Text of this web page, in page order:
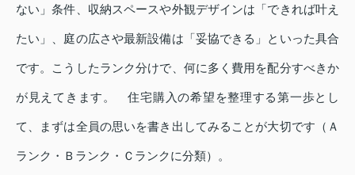
ない」条件、収納スペースや外観デザインは「できれば叶え
たい」、庭の広さや最新設備は「妥協できる」といった具合
です。こうしたランク分けで、何に多く費用を配分すべきか
が見えてきます。 住宅購入の希望を整理する第一歩とし
て、まずは全員の思いを書き出してみることが大切です（Ａ
ランク・Ｂランク・Ｃランクに分類）。